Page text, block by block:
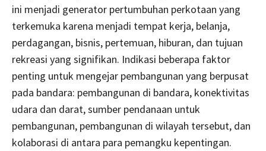
ini menjadi generator pertumbuhan perkotaan yang
terkemuka karena menjadi tempat kerja, belanja,
perdagangan, bisnis, pertemuan, hiburan, dan tujuan
rekreasi yang signifikan. Indikasi beberapa faktor
penting untuk mengejar pembangunan yang berpusat
pada bandara: pembangunan di bandara, konektivitas
udara dan darat, sumber pendanaan untuk
pembangunan, pembangunan di wilayah tersebut, dan
kolaborasi di antara para pemangku kepentingan.